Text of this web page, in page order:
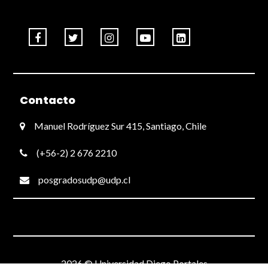
Contacto
Manuel Rodríguez Sur 415, Santiago, Chile
(+56-2) 2 676 2210
posgradosudp@udp.cl
2026 © Universidad Diego Portales